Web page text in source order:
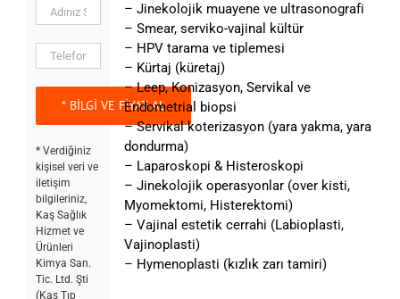
* Verdiğiniz
kişisel veri ve
iletişim
bilgileriniz,
Kaş Sağlık
Hizmet ve
Ürünleri
Kimya San.
Tic. Ltd. Şti
(Kaş Tıp
– Jinekolojik muayene ve ultrasonografi
– Smear, serviko-vajinal kültür
– HPV tarama ve tiplemesi
– Kürtaj (küretaj)
– Leep, Konizasyon, Servikal ve
Endometrial biopsi
– Servikal koterizasyon (yara yakma, yara
dondurma)
– Laparoskopi & Histeroskopi
– Jinekolojik operasyonlar (over kisti,
Myomektomi, Histerektomi)
– Vajinal estetik cerrahi (Labioplasti,
Vajinoplasti)
– Hymenoplasti (kızlık zarı tamiri)